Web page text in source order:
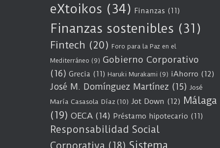
eXtoikos (34) Finanzas (11)
Finanzas sostenibles (31)
Fintech (20) Foro para la Paz en el
Mediterráneo (9) Gobierno Corporativo
(16) Grecia (11) Haruki Murakami (9) iAhorro (12)
José M. Domínguez Martínez (15) José
María Casasola Díaz (10) Jot Down (12) Málaga
(19) OECA (14) Préstamo hipotecario (11)
Responsabilidad Social
Sistema